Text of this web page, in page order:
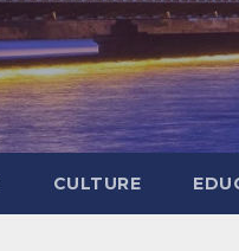
CULTURE